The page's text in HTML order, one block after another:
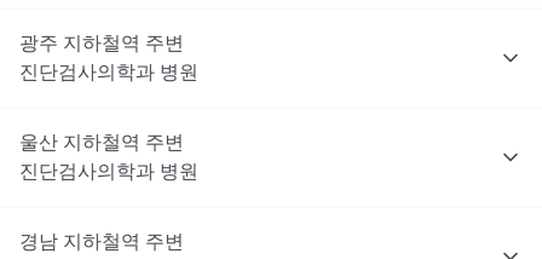
광주 지하철역 주변
진단검사의학과 병원
울산 지하철역 주변
진단검사의학과 병원
경남 지하철역 주변